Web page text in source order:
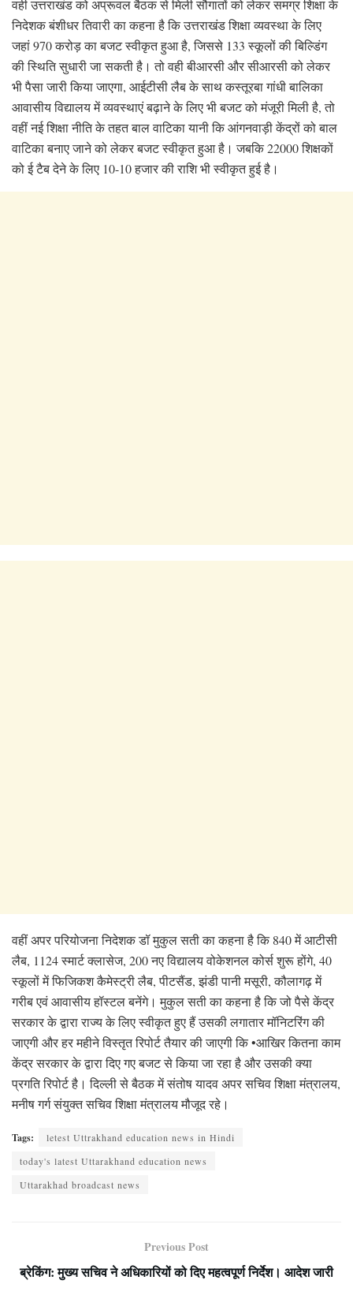
वही उत्तराखंड को अप्रूवल बैठक से मिली सौगातों को लेकर समग्र शिक्षा के
निदेशक बंशीधर तिवारी का कहना है कि उत्तराखंड शिक्षा व्यवस्था के लिए
जहां 970 करोड़ का बजट स्वीकृत हुआ है, जिससे 133 स्कूलों की बिल्डिंग
की स्थिति सुधारी जा सकती है। तो वही बीआरसी और सीआरसी को लेकर
भी पैसा जारी किया जाएगा, आईटीसी लैब के साथ कस्तूरबा गांधी बालिका
आवासीय विद्यालय में व्यवस्थाएं बढ़ाने के लिए भी बजट को मंजूरी मिली है, तो
वहीं नई शिक्षा नीति के तहत बाल वाटिका यानी कि आंगनवाड़ी केंद्रों को बाल
वाटिका बनाए जाने को लेकर बजट स्वीकृत हुआ है। जबकि 22000 शिक्षकों
को ई टैब देने के लिए 10-10 हजार की राशि भी स्वीकृत हुई है।
वहीं अपर परियोजना निदेशक डॉ मुकुल सती का कहना है कि 840 में आटीसी
लैब, 1124 स्मार्ट क्लासेज, 200 नए विद्यालय वोकेशनल कोर्स शुरू होंगे, 40
स्कूलों में फिजिकश कैमेस्ट्री लैब, पीटसैंड, झंडी पानी मसूरी, कौलागढ़ में
गरीब एवं आवासीय हॉस्टल बनेंगे। मुकुल सती का कहना है कि जो पैसे केंद्र
सरकार के द्वारा राज्य के लिए स्वीकृत हुए हैं उसकी लगातार मॉनिटरिंग की
जाएगी और हर महीने विस्तृत रिपोर्ट तैयार की जाएगी कि •आखिर कितना काम
केंद्र सरकार के द्वारा दिए गए बजट से किया जा रहा है और उसकी क्या
प्रगति रिपोर्ट है। दिल्ली से बैठक में संतोष यादव अपर सचिव शिक्षा मंत्रालय,
मनीष गर्ग संयुक्त सचिव शिक्षा मंत्रालय मौजूद रहे।
Tags:
letest Uttrakhand education news in Hindi
today's latest Uttarakhand education news
Uttarakhad broadcast news
Previous Post
ब्रेकिंग: मुख्य सचिव ने अधिकारियों को दिए महत्वपूर्ण निर्देश। आदेश जारी